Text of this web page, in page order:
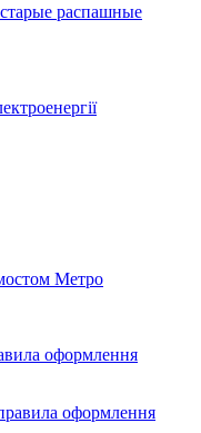
распашные
Метро
оформлення